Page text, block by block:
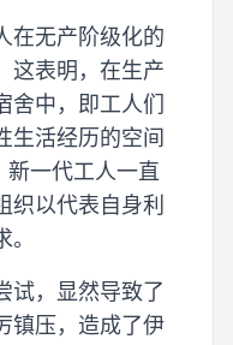
在无产阶级化的
这表明，在生产
舍中，即工人们
生活经历的空间
新一代工人一直
织以代表自身利
试，显然导致了
镇压，造成了伊